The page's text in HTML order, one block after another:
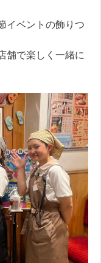
イベントの飾りつ
舗で楽しく一緒に